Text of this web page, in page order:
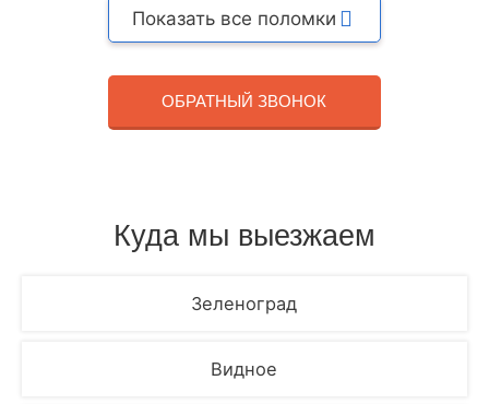
Показать все поломки
ОБРАТНЫЙ ЗВОНОК
Куда мы выезжаем
Зеленоград
Видное